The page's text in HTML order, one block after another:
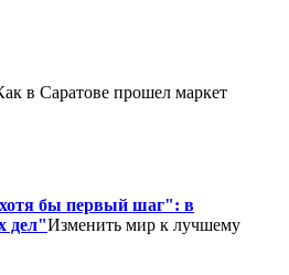
в Саратове прошел маркет
хотя бы первый шаг": в
дел"Изменить мир к лучшему